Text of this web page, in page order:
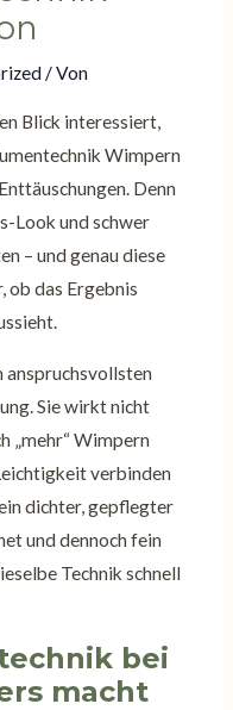
/ Von
Blick interessiert,
Wimpern
Denn
Look und schwer
– und genau diese
ob das Ergebnis
anspruchsvollsten
Sie wirkt nicht
„mehr“ Wimpern
verbinden
dichter, gepflegter
und dennoch fein
Technik schnell
bei
macht